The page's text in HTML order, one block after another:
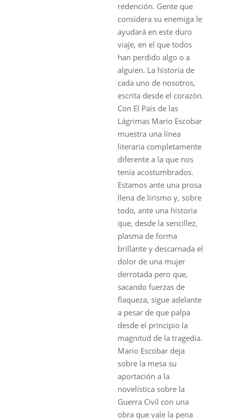
redención. Gente que
considera su enemiga le
ayudará en este duro
viaje, en el que todos
han perdido algo o a
alguien. La historia de
cada uno de nosotros,
escrita desde el corazón.
Con El País de las
Lágrimas Mario Escobar
muestra una línea
literaria completamente
diferente a la que nos
tenía acostumbrados.
Estamos ante una prosa
llena de lirismo y, sobre
todo, ante una historia
que, desde la sencillez,
plasma de forma
brillante y descarnada el
dolor de una mujer
derrotada pero que,
sacando fuerzas de
flaqueza, sigue adelante
a pesar de que palpa
desde el principio la
magnitud de la tragedia.
Mario Escobar deja
sobre la mesa su
aportación a la
novelística sobre la
Guerra Civil con una
obra que vale la pena